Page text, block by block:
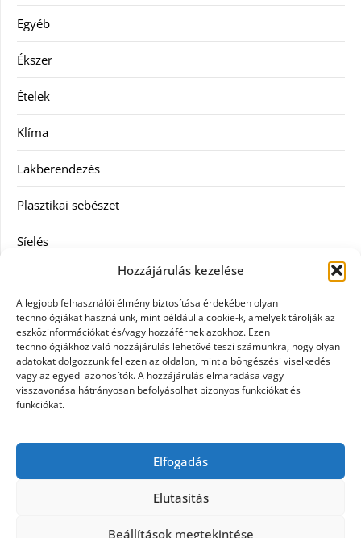
Hozzájárulás kezelése
A legjobb felhasználói élmény biztosítása érdekében olyan
technológiákat használunk, mint például a cookie-k, amelyek tárolják az
eszközinformációkat és/vagy hozzáférnek azokhoz. Ezen
technológiákhoz való hozzájárulás lehetővé teszi számunkra, hogy olyan
adatokat dolgozzunk fel ezen az oldalon, mint a böngészési viselkedés
vagy az egyedi azonosítók. A hozzájárulás elmaradása vagy
visszavonása hátrányosan befolyásolhat bizonyos funkciókat és
funkciókat.
Elfogadás
Elutasítás
Beállítások megtekintése
Egyéb
Ékszer
Ételek
Klíma
Lakberendezés
Plasztikai sebészet
Síelés
Táskák
Vásárlás
Webáruház
Casco biztosítás használt járműre